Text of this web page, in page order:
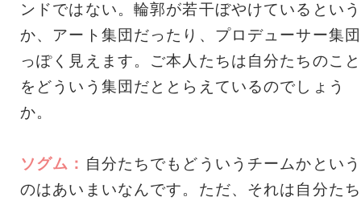
ンドではない。輪郭が若干ぼやけているという
か、アート集団だったり、プロデューサー集団
っぽく見えます。ご本人たちは自分たちのこと
をどういう集団だととらえているのでしょう
か。
ソグム： 自分たちでもどういうチームかという
のはあいまいなんです。ただ、それは自分たち